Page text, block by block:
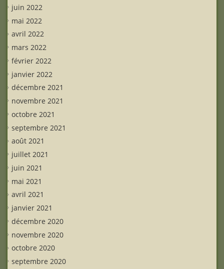
juin 2022
mai 2022
avril 2022
mars 2022
février 2022
janvier 2022
décembre 2021
novembre 2021
octobre 2021
septembre 2021
août 2021
juillet 2021
juin 2021
mai 2021
avril 2021
janvier 2021
décembre 2020
novembre 2020
octobre 2020
septembre 2020